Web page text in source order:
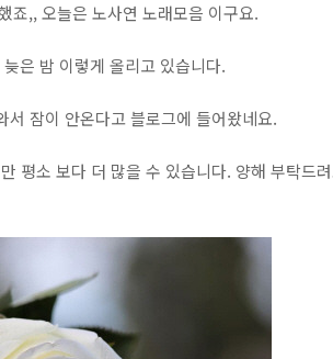
죠,, 오늘은 노사연 노래모음 이구요.
늦은 밤 이렇게 올리고 있습니다.
서 잠이 안온다고 블로그에 들어왔네요.
평소 보다 더 많을 수 있습니다. 양해 부탁드